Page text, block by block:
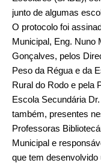
junto de algumas
O protocolo foi
Municipal, Eng. Nuno
Gonçalves, pelos
Peso da Régua e da
Rural do Rodo e pela
Escola Secundária
também, presentes
Professoras
Municipal e
que tem